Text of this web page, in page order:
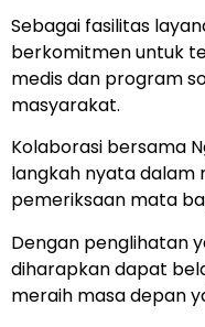
Sebagai fasilitas
berkomitmen untuk
medis dan program
masyarakat.
Kolaborasi bersama
langkah nyata dalam
pemeriksaan mata
Dengan penglihatan
diharapkan dapat
meraih masa depan